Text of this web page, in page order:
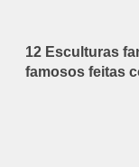
12 Esculturas
famosos feitas